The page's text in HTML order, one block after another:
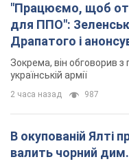
"Працюємо, щоб
для ППО":
Драпатого і
Зокрема, він обговорив
українській армії
2 часа назад 987
В окупованій Ялті
валить чорний